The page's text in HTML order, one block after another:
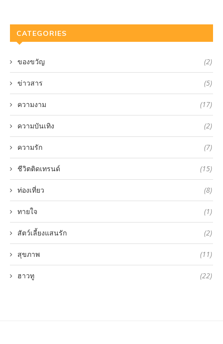
CATEGORIES
ของขวัญ (2)
ข่าวสาร (5)
ความงาม (17)
ความบันเทิง (2)
ความรัก (7)
ชีวิตติดเทรนด์ (15)
ท่องเที่ยว (8)
ทายใจ (1)
สัตว์เลี้ยงแสนรัก (2)
สุขภาพ (11)
ฮาวทู (22)